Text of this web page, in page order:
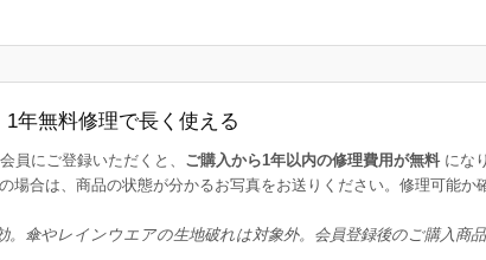
1年無料修理で長く使える
員にご登録いただくと、 ご購入から1年以内の修理費用が無料にな
場合は、商品の状態が分かるお写真をお送りください。修理可能か
。傘やレインウエアの生地破れは対象外。会員登録後のご購入商品